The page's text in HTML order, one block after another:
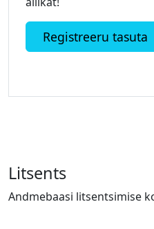
Registreeru tasuta
Litsents
Andmebaasi litsentsimise